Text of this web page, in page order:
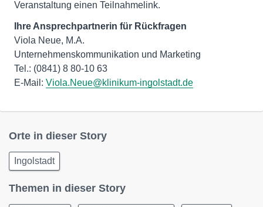
Veranstaltung einen Teilnahmelink.
Ihre Ansprechpartnerin für Rückfragen
Viola Neue, M.A.
Unternehmenskommunikation und Marketing
Tel.: (0841) 8 80-10 63
E-Mail: Viola.Neue@klinikum-ingolstadt.de
Orte in dieser Story
Ingolstadt
Themen in dieser Story